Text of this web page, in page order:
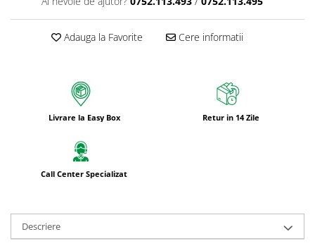
Adauga la Favorite Cere informatii
Livrare la Easy Box Retur in 14 Zile
Call Center Specializat
Descriere